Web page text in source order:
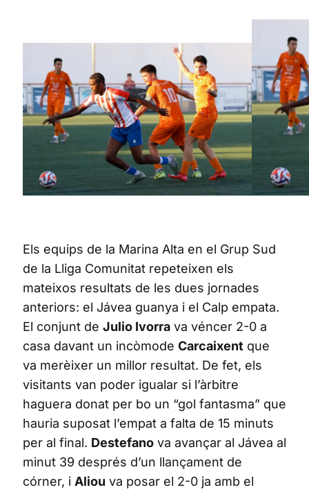
Els equips de la Marina Alta en el Grup Sud
de la Lliga Comunitat repeteixen els
mateixos resultats de les dues jornades
anteriors: el Jávea guanya i el Calp empata.
El conjunt de Julio Ivorra va véncer 2-0 a
casa davant un incòmode Carcaixent que
va merèixer un millor resultat. De fet, els
visitants van poder igualar si l’àrbitre
haguera donat per bo un “gol fantasma” que
hauria suposat l’empat a falta de 15 minuts
per al final. Destefano va avançar al Jávea al
minut 39 després d’un llançament de
córner, i Aliou va posar el 2-0 ja amb el